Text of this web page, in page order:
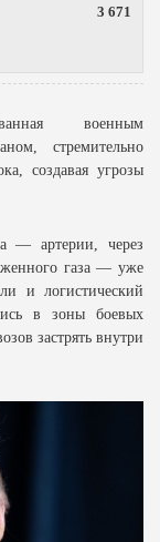
3 671
военным
стремительно
создавая угрозы
— артерии, через
газа — уже
и логистический
в зоны боевых
застрять внутри